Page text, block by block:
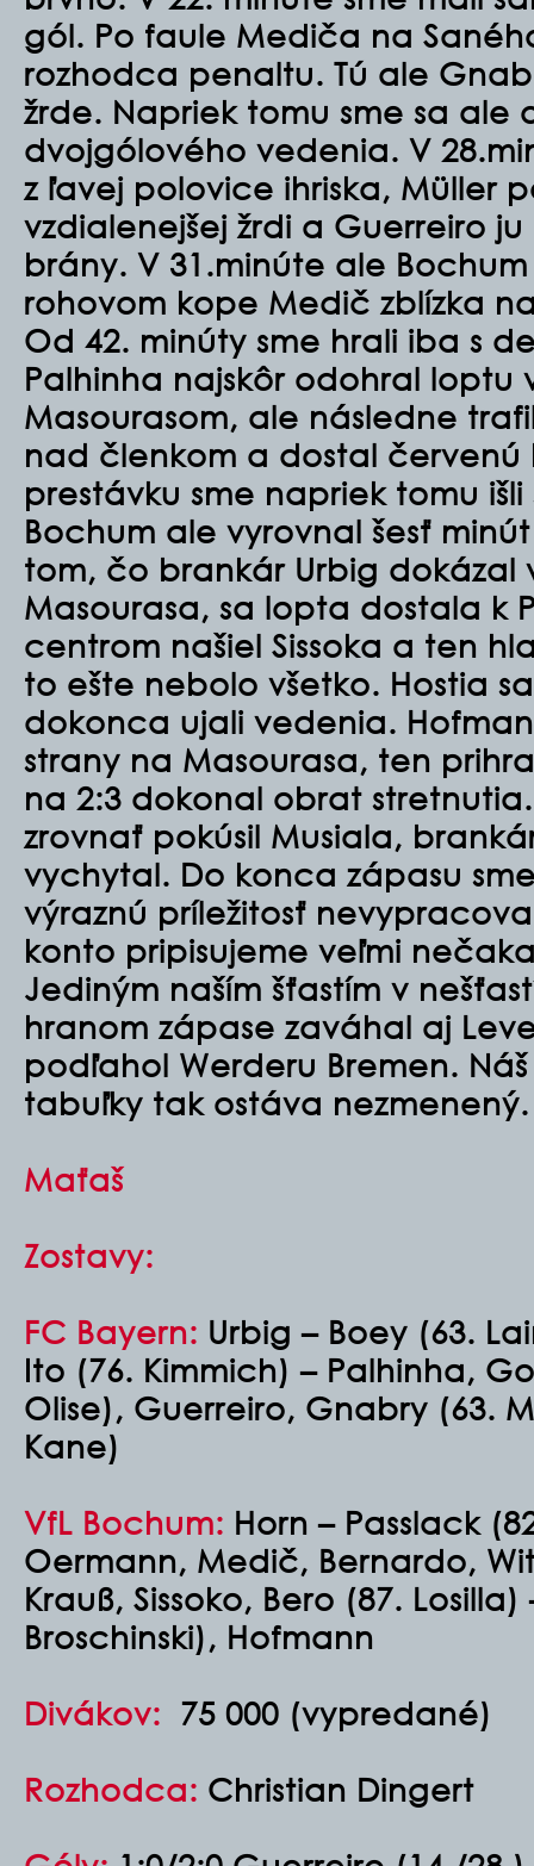
gól. Po faule Mediča na
rozhodca penaltu. Tú ale
žrde. Napriek tomu sme sa ale
dvojgólového vedenia. V
z ľavej polovice ihriska, Müller
vzdialenejšej žrdi a Guerreiro
brány. V 31.minúte ale
rohovom kope Medič zblízka
Od 42. minúty sme hrali iba s
Palhinha najskôr odohral loptu
Masourasom, ale následne
nad členkom a dostal červenú
prestávku sme napriek tomu
Bochum ale vyrovnal šesť
tom, čo brankár Urbig dokázal
Masourasa, sa lopta dostala k
centrom našiel Sissoka a ten
to ešte nebolo všetko. Hostia
dokonca ujali vedenia.
strany na Masourasa, ten
na 2:3 dokonal obrat
zrovnať pokúsil Musiala,
vychytal. Do konca zápasu
výraznú príležitosť
konto pripisujeme veľmi
Jediným naším šťastím v
hranom zápase zaváhal aj
podľahol Werderu Bremen.
tabuľky tak ostáva nezmenený.
Maťaš
Zostavy:
FC Bayern: Urbig – Boey (63.
Ito (76. Kimmich) – Palhinha,
Olise), Guerreiro, Gnabry (63.
Kane)
VfL Bochum: Horn – Passlack
Oermann, Medič, Bernardo,
Krauß, Sissoko, Bero (87.
Broschinski), Hofmann
Divákov: 75 000 (vypredané)
Rozhodca: Christian Dingert